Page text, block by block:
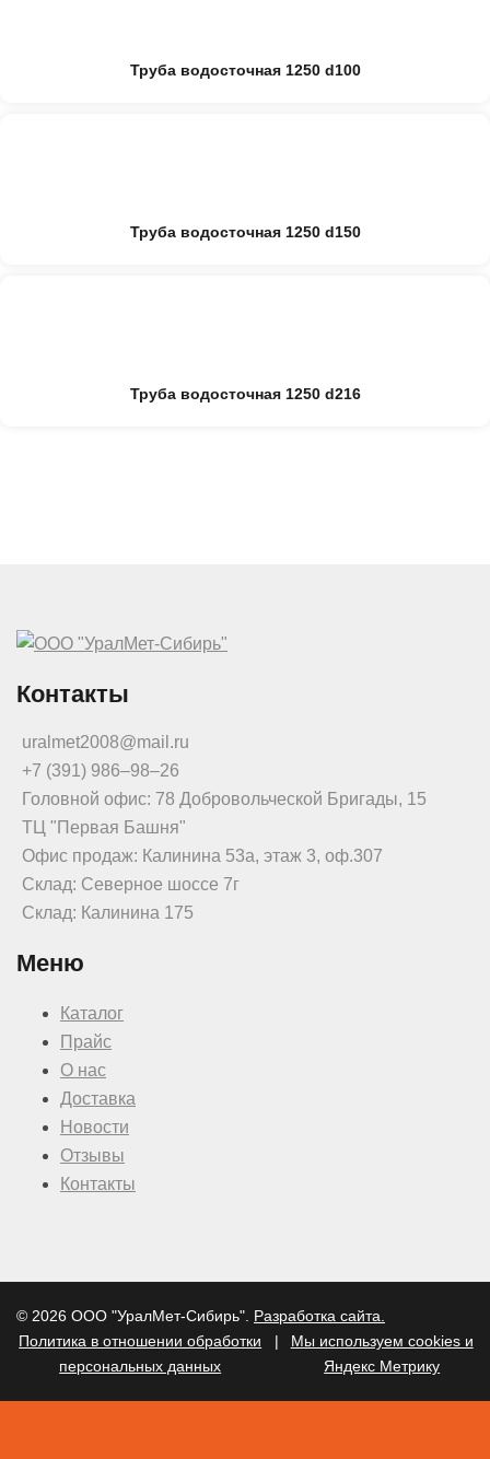
Труба водосточная 1250 d100
Труба водосточная 1250 d150
Труба водосточная 1250 d216
Контакты
uralmet2008@mail.ru
+7 (391) 986‒98‒26
Головной офис: 78 Добровольческой Бригады, 15
ТЦ "Первая Башня"
Офис продаж: Калинина 53а, этаж 3, оф.307
Склад: Северное шоссе 7г
Склад: Калинина 175
Меню
Каталог
Прайс
О нас
Доставка
Новости
Отзывы
Контакты
© 2026 ООО "УралМет-Сибирь". Разработка сайта.
Политика в отношении обработки
персональных данных
|
Мы используем cookies и
Яндекс Метрику